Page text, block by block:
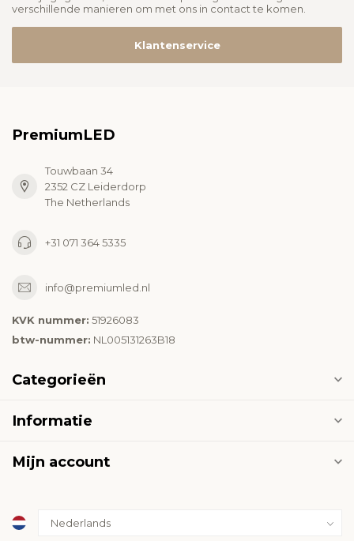
verschillende manieren om met ons in contact te komen.
Klantenservice
PremiumLED
Touwbaan 34
2352 CZ Leiderdorp
The Netherlands
+31 071 364 5335
info@premiumled.nl
KVK nummer: 51926083
btw-nummer: NL005131263B18
Categorieën
Informatie
Mijn account